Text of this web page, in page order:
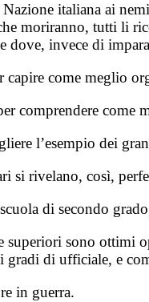
italiana ai
moriranno, tutti li
dove, invece di
capire come meglio
comprendere come
l’esempio dei
si rivelano, così,
di secondo
superiori sono ottimi
gradi di ufficiale, e
in guerra.